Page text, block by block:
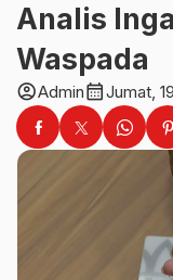
Analis
Waspada
account_circleAdmincalendar_monthJumat,